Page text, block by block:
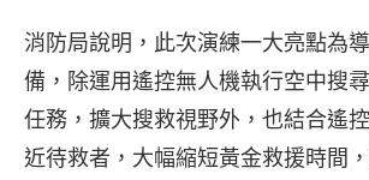
消防局說明，此次演練一大亮點為
備，除運用遙控無人機執行空中搜
任務，擴大搜救視野外，也結合遙
近待救者，大幅縮短黃金救援時間